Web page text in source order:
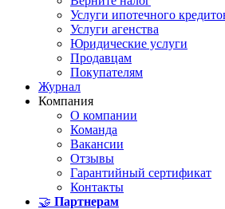
Услуги ипотечного
Услуги агенства
Юридические услуги
Продавцам
Покупателям
Журнал
Компания
О компании
Команда
Вакансии
Отзывы
Гарантийный сертификат
Контакты
🤝 Партнерам